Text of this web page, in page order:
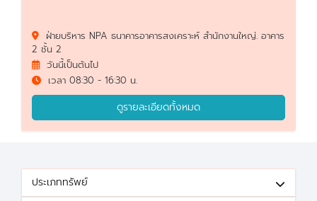
ฝ่ายบริหาร NPA ธนาคารอาคารสงเคราะห์ สำนักงานใหญ่. อาคาร
2 ชั้น 2
วันนี้เป็นต้นไป
เวลา 08:30 - 16:30 น.
ดูรายละเอียดทั้งหมด
ประเภททรัพย์